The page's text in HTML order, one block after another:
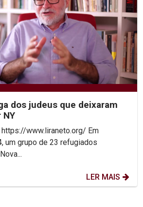
dos judeus que deixaram
NY
www.liraneto.org/ Em
um grupo de 23 refugiados
LER MAIS